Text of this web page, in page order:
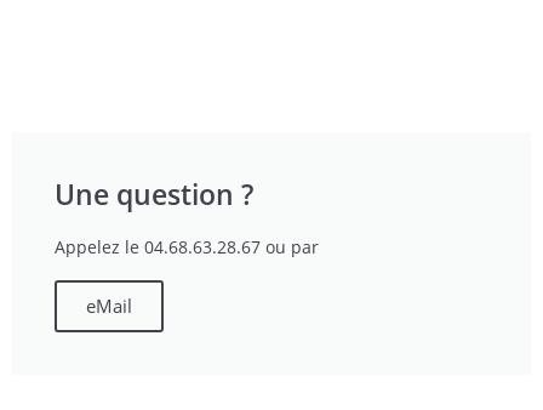
Une question ?
Appelez le 04.68.63.28.67 ou par
eMail